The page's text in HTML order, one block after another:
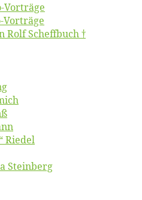
Vor­trä­ge
Vor­trä­ge
Rolf Scheffbuch †
Riedel
Steinberg